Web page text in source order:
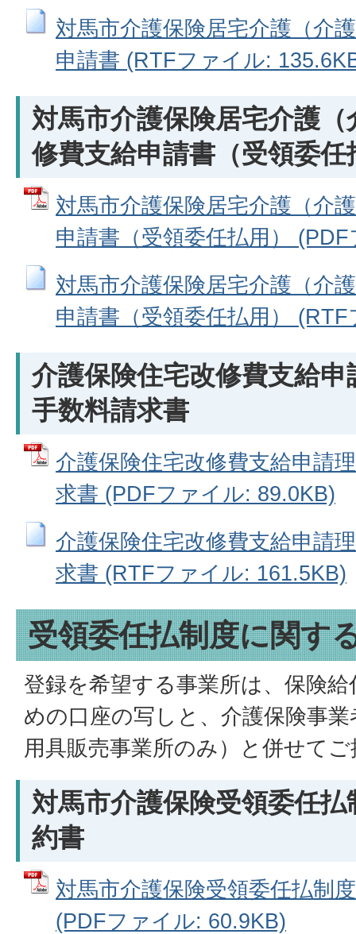
対馬市介護保険居宅介護（介
申請書 (RTFファイル:
対馬市介護保険居宅介護
修費支給申請書（受領委任
対馬市介護保険居宅介護（介
申請書（受領委任払用）
対馬市介護保険居宅介護（介
申請書（受領委任払用）
介護保険住宅改修費支給
手数料請求書
介護保険住宅改修費支給申請
求書 (PDFファイル: 89.0KB)
介護保険住宅改修費支給申請
求書 (RTFファイル: 161.5KB)
受領委任払制度に関す
登録を希望する事業所は、保険
めの口座の写しと、介護保険事
用具販売事業所のみ）と併せて
対馬市介護保険受領委任
約書
対馬市介護保険受領委任払制
(PDFファイル: 60.9KB)